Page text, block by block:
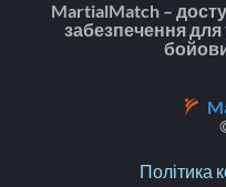
MartialMatch –
забезпечення для
Політика